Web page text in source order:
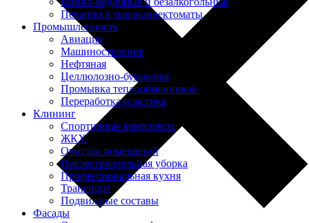
Пекарни и пароконвектоматы
Промышленность
Авиация
Машиностроение
Нефтяная
Целлюлозно-бумажная
Промывка теплообменников
Переработка пластика
Клининг
Спортивные комплексы
ЖКХ
Очистка помещений
Послестроительная уборка
Профессиональная кухня
Транспорт
Подвижные составы
Фасады